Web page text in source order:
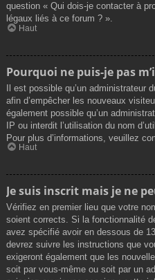
question « Qui dois-je contacter à
légaux liés à ce forum ? ».
Haut
Pourquoi ne puis-je pas
Il est possible qu’un administrateur
afin d’empêcher les nouveaux
également possible qu’un
IP ou interdit l’utilisation du nom
Pour plus d’informations, veuillez
Haut
Je suis inscrit mais je ne
Vérifiez en premier lieu que votre
soient corrects. Si la fonctionnalité
avez spécifié avoir en dessous de
devrez suivre les instructions que
exigeront également que les
soit par vous-même ou soit par un